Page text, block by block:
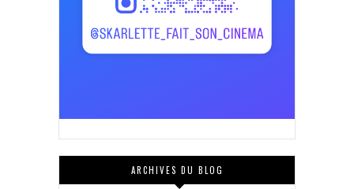
ARCHIVES DU BLOG